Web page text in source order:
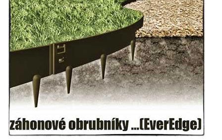
Zvonice Merboltice
Zvonice v Klapém
Zvonice u kostela svatého Václava v
Dlažkovicích
Zvonice v zámeckém parku ve Svojkově
Zvonice u kostela svatých Petra a Pavla v
Sutomi
Zvonice na hřbitově v Třebenicích
Zvonice u kostela svaté Barbory u Zahrádek